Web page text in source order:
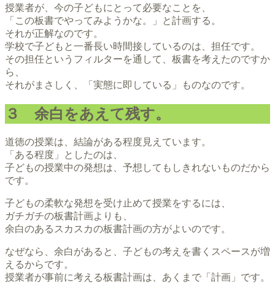
授業者が、今の子どもにとって必要なことを、
「この板書でやってみようかな。」と計画する。
それが正解なのです。
学校で子どもと一番長い時間接しているのは、担任です。
その担任というフィルターを通して、板書を考えたのですか
ら、
それがまさしく、「実態に即している」ものなのです。
３ 余白をあえて残す。
道徳の授業は、結論がある程度見えています。
「ある程度」としたのは、
子どもの授業中の発想は、予想してもしきれないものだから
です。
子どもの柔軟な発想を受け止めて授業をするには、
ガチガチの板書計画よりも、
余白のあるスカスカの板書計画の方がよいのです。
なぜなら、余白があると、子どもの考えを書くスペースが増
えるからです。
授業者が事前に考える板書計画は、あくまで「計画」です。